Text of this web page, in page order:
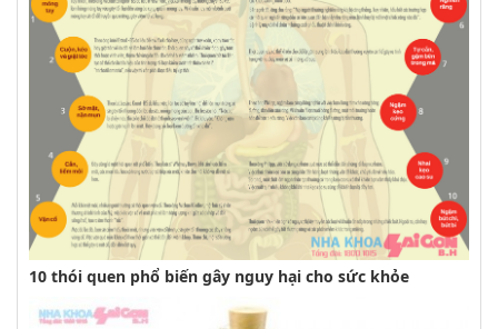
10 thói quen phổ biến gây nguy hại cho sức khỏe